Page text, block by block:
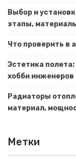
Выбор и
этапы,
Что проверить в
Эстетика
хобби инженеров
Радиаторы
материал,
Метки